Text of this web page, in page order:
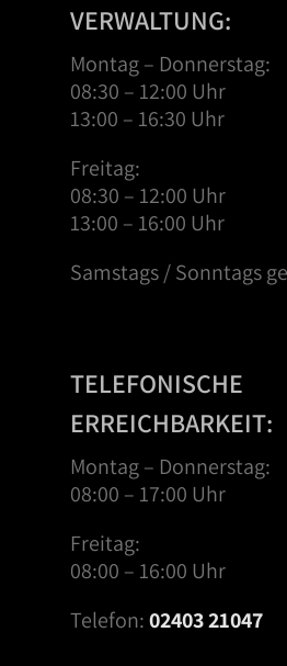
VERWALTUNG:
Montag – Donnerstag:
08:30 – 12:00 Uhr
13:00 – 16:30 Uhr
Freitag:
08:30 – 12:00 Uhr
13:00 – 16:00 Uhr
Samstags / Sonntags
TELEFONISCHE
ERREICHBARKEIT:
Montag – Donnerstag:
08:00 – 17:00 Uhr
Freitag:
08:00 – 16:00 Uhr
Telefon:02403 21047